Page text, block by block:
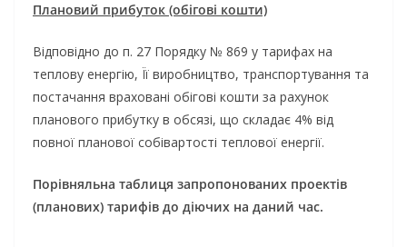
Плановий прибуток (обігові кошти)
Відповідно до п. 27 Порядку № 869 у тарифах на
теплову енергію, Її виробництво, транспортування та
постачання враховані обігові кошти за рахунок
планового прибутку в обсязі, що складає 4% від
повної планової собівартості теплової енергії.
Порівняльна таблиця запропонованих проектів
(планових) тарифів до діючих на даний час.